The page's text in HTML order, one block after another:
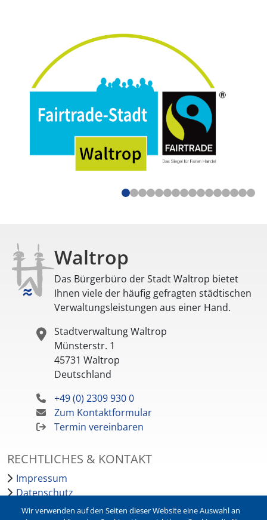
Waltrop
Das Bürgerbüro der Stadt Waltrop bietet
Ihnen viele der häufig gefragten städtischen
Verwaltungsleistungen aus einer Hand.
Stadtverwaltung Waltrop
Münsterstr. 1
45731 Waltrop
Deutschland
+49 (0) 2309 930 0
Zum Kontaktformular
Termin vereinbaren
RECHTLICHES & KONTAKT
Impressum
Datenschutz
Barrierefreiheit
Wir verwenden auf den Seiten dieser Website eine Auswahl an